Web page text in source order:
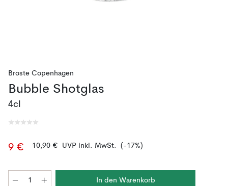
Broste Copenhagen
Bubble Shotglas
4cl
9 € 10,90 € UVP inkl. MwSt. (-17%)
In den Warenkorb